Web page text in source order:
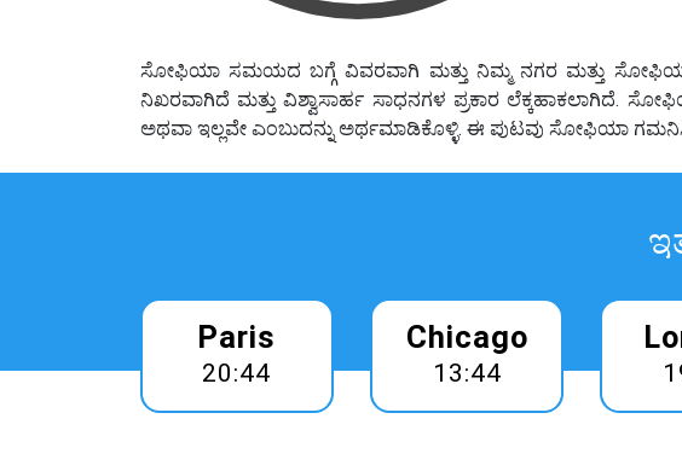
ಸೋಫಿಯಾ ಸಮಯದ ಬಗ್ಗೆ ವಿವರವಾಗಿ ಮತ್ತು ನಿಮ್ಮ ನಗರ ಮತ್ತು
ನಿಖರವಾಗಿದೆ ಮತ್ತು ವಿಶ್ವಾಸಾರ್ಹ ಸಾಧನಗಳ ಪ್ರಕಾರ ಲೆಕ್ಕಹಾಕಲಾಗಿದೆ.
ಅಥವಾ ಇಲ್ಲವೇ ಎಂಬುದನ್ನು ಅರ್ಥಮಾಡಿಕೊಳ್ಳಿ. ಈ ಪುಟವು ಸೋಫಿಯಾ
Paris
20:44
Chicago
13:44